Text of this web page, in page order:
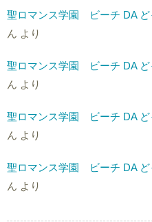
聖ロマンス学園 ビーチ DA ど
ん より
聖ロマンス学園 ビーチ DA ど
ん より
聖ロマンス学園 ビーチ DA ど
ん より
聖ロマンス学園 ビーチ DA ど
ん より